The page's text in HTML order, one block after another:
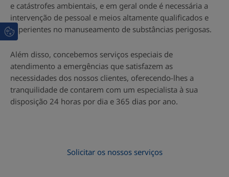
e catástrofes ambientais, e em geral onde é necessária a
intervenção de pessoal e meios altamente qualificados e
experientes no manuseamento de substâncias perigosas.
Além disso, concebemos serviços especiais de
atendimento a emergências que satisfazem as
necessidades dos nossos clientes, oferecendo-lhes a
tranquilidade de contarem com um especialista à sua
disposição 24 horas por dia e 365 dias por ano.
Solicitar os nossos serviços